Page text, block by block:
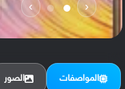
‹
›
المواصفات الصور